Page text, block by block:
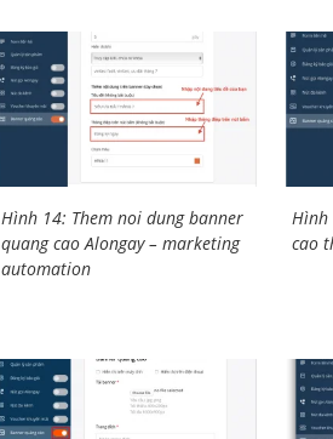
Hình 14: Them noi dung banner
quang cao Alongay – marketing
automation
cao